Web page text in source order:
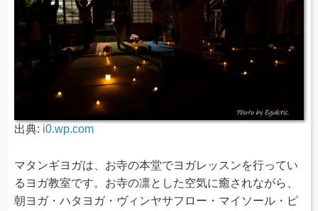
出典: i0.wp.com
マタンギヨガは、お寺の本堂でヨガレッスンを行ってい
るヨガ教室です。お寺の凛とした空気に癒されながら、
朝ヨガ・ハタヨガ・ヴィンヤサフロー・マイソール・ピ